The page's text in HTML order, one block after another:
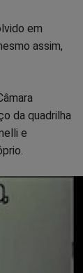
em
assim,
da quadrilha
e